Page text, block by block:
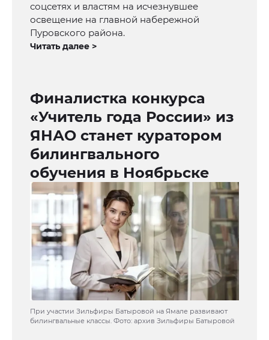
соцсетях и властям на исчезнувшее
освещение на главной набережной
Пуровского района.
Читать далее >
Финалистка конкурса
«Учитель года России» из
ЯНАО станет куратором
билингвального
обучения в Ноябрьске
При участии Зильфиры Батыровой на Ямале развивают
билингвальные классы. Фото: архив Зильфиры Батыровой